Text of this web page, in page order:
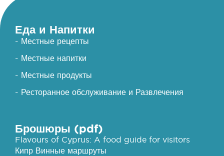
Еда и Напитки
- Местные рецепты
- Местные напитки
- Местные продукты
- Ресторанное обслуживание и Развлечения
Брошюры (pdf)
Flavours of Cyprus: A food guide for visitors
Кипр Винные маршруты